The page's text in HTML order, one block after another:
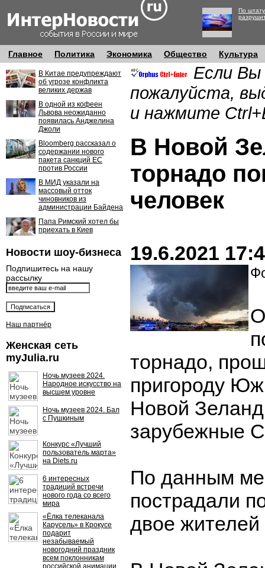
По
Главное Политика Экономика Общество Культура
В Китае предупреждают
об угрозе конфликта
великих держав
В одной из кофеен
Львова неожиданно
появилась Анджелина
Джоли
Bloomberg рассказал о
содержании нового
пакета санкций ЕС
против России
В МИД указали на
массовый отток
чиновников из
администрации Байдена
Папа Римский хотел бы
приехать в Киев
Новости шоу-бизнеса
Подпишитесь на нашу
рассылку
Наш партнёр
Женская сеть
myJulia.ru
Ночь музеев 2024.
Народное искусство на
высшем уровне
Ночь музеев 2024. Бал
с Пушкиным
Конкурс «Лучший
пользователь марта»
на Diets.ru
6 интересных
традиций встречи
нового года со всего
мира
«Ёлка телеканала
Карусель» в Крокусе
подарит
незабываемый
новогодний праздник
всем поклонникам
российской анимации
Если Вы
пожалуйста,
и нажмите
В Новой
торнадо
человек
19.6.2021
торнадо,
пригороду
Новой
зарубежные
По данным
пострадали
двое жителей